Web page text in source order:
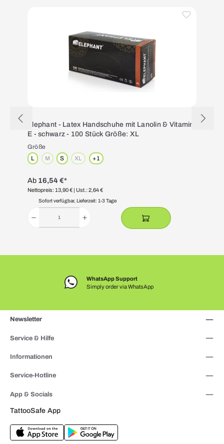
Elephant - Latex Handschuhe mit Lanolin & Vitamin
E - schwarz - 100 Stück Größe: XL
Größe
L
M(Diese Option ist zurzeit nicht verfügbar.)
S XL(Diese Option ist zurzeit nicht verfügbar.)
+1
Ab 16,54 €*
Nettopreis: 13,90 € | Ust.: 2,64 €
Sofort verfügbar, Lieferzeit: 1-3 Tage
WhatsApp Support
Simply order via WhatsApp
Newsletter
App & Socials
TattooSafe App
Service & Hilfe
Informationen
Service-Hotline